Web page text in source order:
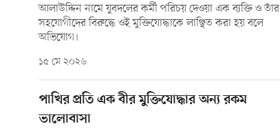
আলাউদ্দিন নামে যুবদলের কর্মী পরিচয় দেওয়া এক ব্যক্তি ও তাঁর
সহযোগীদের বিরুদ্ধে ওই মুক্তিযোদ্ধাকে লাঞ্ছিত করা হয় বলে
অভিযোগ।
১৫ মে ২০২৬
পাখির প্রতি এক বীর মুক্তিযোদ্ধার অন্য রকম
ভালোবাসা